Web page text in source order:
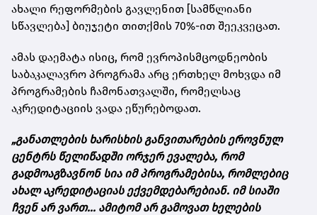
ახალი რეფორმების გავლენით [სამწლიანი
სწავლება] ბიუჯეტი თითქმის 70%-ით შეეკვეცათ.
ამას დაემატა ისიც, რომ ევროპისმცოდნეობის
საბაკალავრო პროგრამა არც ერთხელ მოხვდა იმ
პროგრამების ჩამონათვალში, რომელსაც
აკრედიტაციის ვადა ეწურებოდათ.
„განათლების ხარისხის განვითარების ეროვნულ
ცენტრს წელიწადში ორჯერ ევალება, რომ
გადმოაგზავნონ სია იმ პროგრამებისა, რომლებიც
ახალ აკრედიტაციას ექვემდებარებიან. იმ სიაში
ჩვენ არ ვართ... ამიტომ არ გამოვათ ხელების